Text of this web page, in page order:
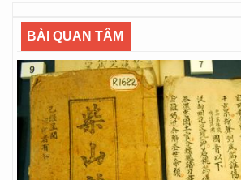
BÀI QUAN TÂM